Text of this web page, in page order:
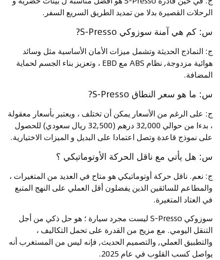
الرحلات القصيرة بدلا من تمديد الطريق السريع السفر.
س: كم هي آمنة سوزوكي S-Presso?
ج: النماذج الحديثة وتشمل ميزات الأمان الأساسية مثل وسائد
هوائية مزدوجة, نظام ABS مع EBD ، وتعزيز بناء الجسم لحماية
المضافة.
س: ما هو سعر النطاق S-Presso?
ج: على الرغم من الأسعار يمكن أن تختلف ، ويعتبر بأسعار معقولة
، بدءا من حوالي 32,000 درهم (32,500 ريال سعودي) للحصول
على نموذج قاعدة وتصل اعتمادا على البديل و الميزات الاختيارية.
س: هل يأتي مع ناقل الحركة الأوتوماتيكي ؟
ج: نعم. ناقل حركة أوتوماتيكي هو متاح في العديد من المتغيرات ،
والمطاعم للسائقين الذين يفضلون أقل العملي على النهج المتبع
في العتاد المتغيرة.
سوزوكي S-Presso ليست مجرد سيارة ؛ هو حل ذكي من أجل
التنقل اليومي. مع مزيج من القدرة على تحمل التكاليف ،
والتطبيق العملي, والتصميم الحديث, فإنه ليس من المستغرب أنه
يواصل كسب القلوب في عام 2025.